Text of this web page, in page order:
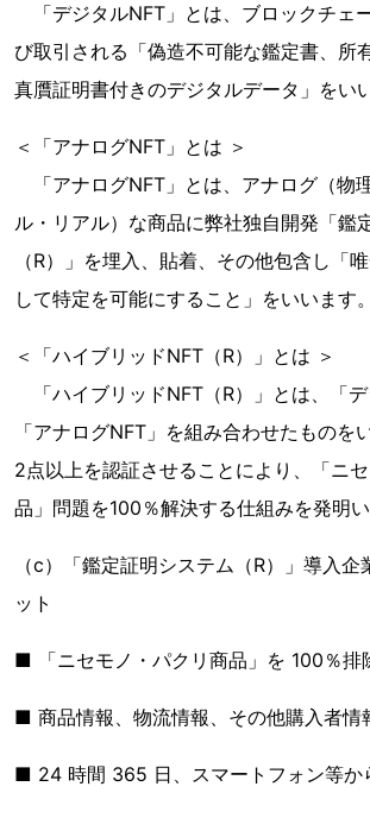
「デジタルNFT」とは、ブロックチェ
び取引される「偽造不可能な鑑定書、所
真贋証明書付きのデジタルデータ」をい
＜「アナログNFT」とは ＞
「アナログNFT」とは、アナログ（物
ル・リアル）な商品に弊社独自開発「鑑
（R）」を埋入、貼着、その他包含し「
して特定を可能にすること」をいいます。
＜「ハイブリッドNFT（R）」とは ＞
「ハイブリッドNFT（R）」とは、「
「アナログNFT」を組み合わせたものを
2点以上を認証させることにより、「ニ
品」問題を100％解決する仕組みを発明い
（c）「鑑定証明システム（R）」導入
ット
■ 「ニセモノ・パクリ商品」を 100％排
■ 商品情報、物流情報、その他購入者情
■ 24 時間 365 日、スマートフォン等か